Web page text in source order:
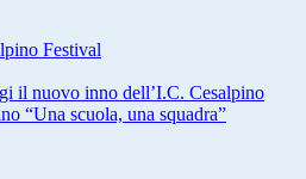
Festival
il nuovo inno dell’I.C. Cesalpino
“Una scuola, una squadra”